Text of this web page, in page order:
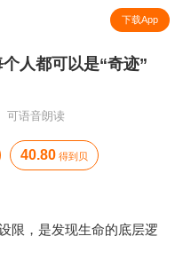
下载App
人都可以是“奇迹”
可语音朗读
40.80 得到贝
限，是发现生命的底层逻